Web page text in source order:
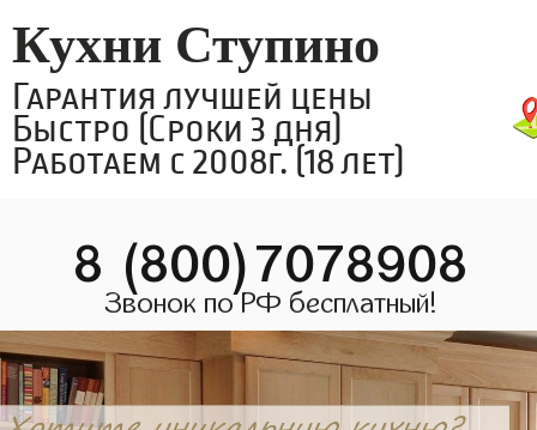
Кухни Ступино
Гарантия лучшей цены
Быстро (Сроки 3 дня)
Работаем с 2008г. (18 лет)
8 (800)7078908
Звонок по РФ бесплатный!